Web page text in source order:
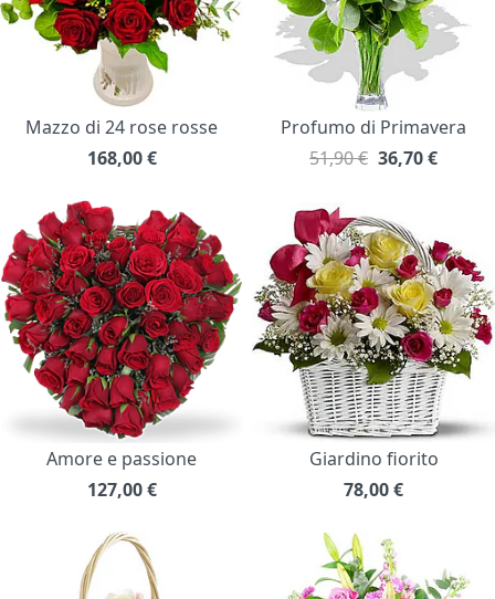
Mazzo di 24 rose rosse
168,00 €
Profumo di Primavera
51,90 € 36,70€
Amore e passione
127,00 €
Giardino fiorito
78,00€